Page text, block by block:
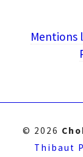
Mentions
© 2026
Thibaut